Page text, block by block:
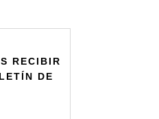
RECIBIR
DE